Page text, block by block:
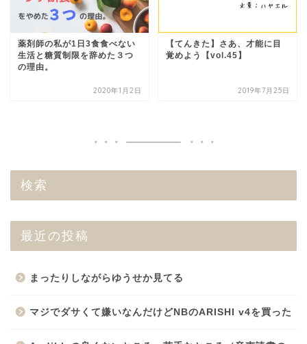
薬剤師の私が1日3食食べない
生活と糖質制限を辞めた３つ
の理由。
2020年1月2日
【てんきた】さあ、才能に目
覚めよう【vol.45】
2019年7月25日
検索
最近の投稿
まったりしながらゆうせか見てる
マジでダサくて嫌いなんだけどNBのARISHI v4を買った